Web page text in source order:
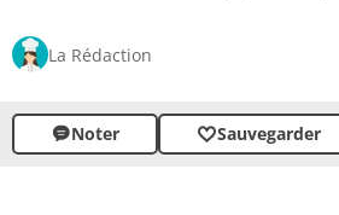
La Rédaction
Noter Sauvegarder